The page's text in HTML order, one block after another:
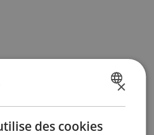
×
des cookies